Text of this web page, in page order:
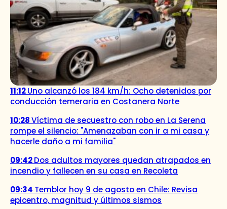
11:12Uno alcanzó los 184 km/h: Ocho detenidos por
conducción temeraria en Costanera Norte
10:28Víctima de secuestro con robo en La Serena
rompe el silencio: "Amenazaban con ir a mi casa y
hacerle daño a mi familia"
09:42Dos adultos mayores quedan atrapados en
incendio y fallecen en su casa en Recoleta
09:34 Temblor hoy 9 de agosto en Chile: Revisa
epicentro, magnitud y últimos sismos